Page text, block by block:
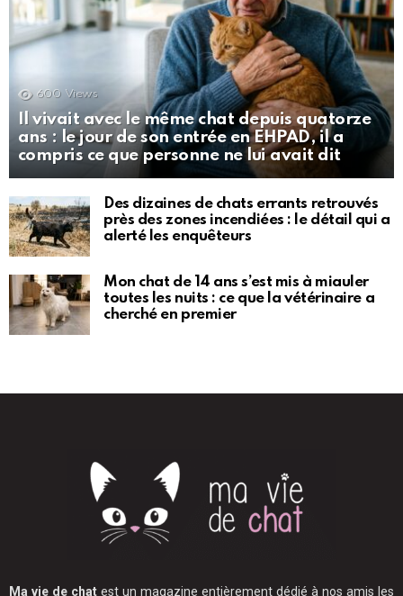
600 Views
Il vivait avec le même chat depuis quatorze
ans : le jour de son entrée en EHPAD, il a
compris ce que personne ne lui avait dit
Des dizaines de chats errants retrouvés
près des zones incendiées : le détail qui a
alerté les enquêteurs
Mon chat de 14 ans s’est mis à miauler
toutes les nuits : ce que la vétérinaire a
cherché en premier
Ma vie de chat est un magazine entièrement dédié à nos amis les